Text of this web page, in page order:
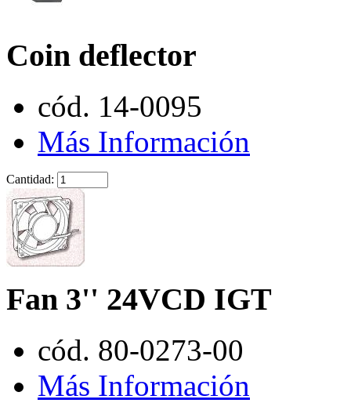
Coin deflector
cód. 14-0095
Más Información
Cantidad:
Fan 3'' 24VCD IGT
cód. 80-0273-00
Más Información